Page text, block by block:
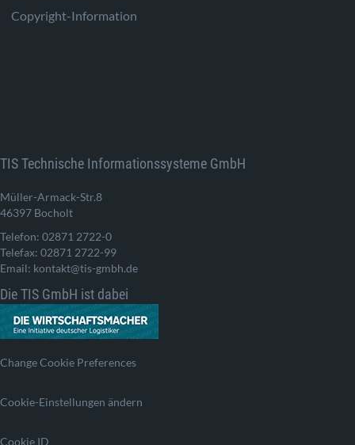
Copyright-Information
TIS Technische Informationssysteme GmbH
Müller-Armack-Str.8
46397 Bocholt
Telefon: 02871 2722-0
Telefax: 02871 2722-99
Email: kontakt@tis-gmbh.de
Die TIS GmbH ist dabei
Change Cookie Preferences
Cookie-Einstellungen ändern
Cookie ID